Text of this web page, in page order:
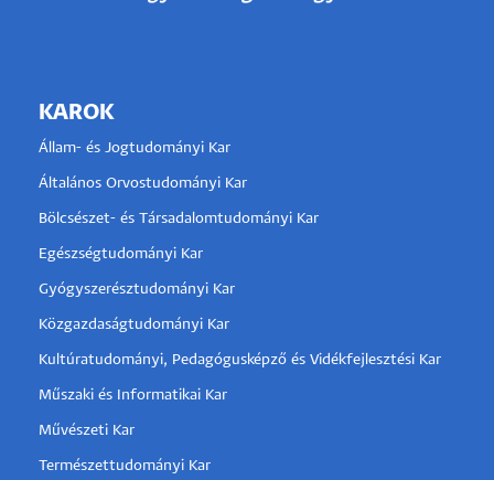
KAROK
Állam- és Jogtudományi Kar
Általános Orvostudományi Kar
Bölcsészet- és Társadalomtudományi Kar
Egészségtudományi Kar
Gyógyszerésztudományi Kar
Közgazdaságtudományi Kar
Kultúratudományi, Pedagógusképző és Vidékfejlesztési Kar
Műszaki és Informatikai Kar
Művészeti Kar
Természettudományi Kar